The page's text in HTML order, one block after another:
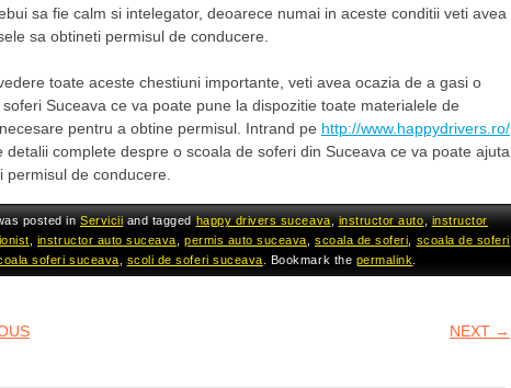
sa fie calm si intelegator, deoarece numai in aceste conditii veti avea
sa obtineti permisul de conducere.
toate aceste chestiuni importante, veti avea ocazia de a gasi o
Suceava ce va poate pune la dispozitie toate materialele de
pentru a obtine permisul. Intrand pe http://www.happydrivers.ro/
detalii complete despre o scoala de soferi din Suceava ce va poate ajuta
permisul de conducere.
posted inServiciiand taggedhappy drivers suceava,instructor auto,instructor
instructor auto suceava ,permis auto suceava ,scoala de soferi
scoala de soferi
soferi suceava scoli de soferi suceava . Bookmark the permalink
NAVIGATION NEXT →